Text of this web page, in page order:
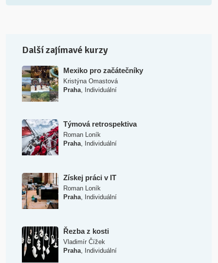
Další zajímavé kurzy
Mexiko pro začátečníky
Kristýna Omastová
Praha, Individuální
Týmová retrospektiva
Roman Loník
Praha, Individuální
Získej práci v IT
Roman Loník
Praha, Individuální
Řezba z kosti
Vladimír Čížek
Praha, Individuální